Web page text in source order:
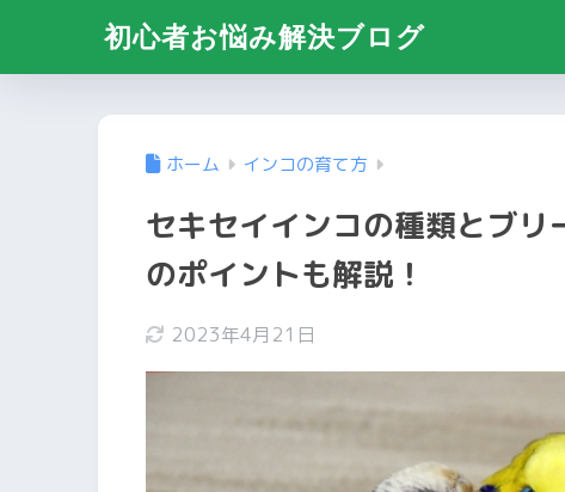
初心者お悩み解決ブログ
ホーム インコの育て方
セキセイインコの種類とブ
のポイントも解説！
2023年4月21日